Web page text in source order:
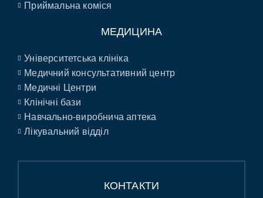
Приймальна коміся
МЕДИЦИНА
Університетська клініка
Медичний консультативний центр
Медичні Центри
Клінічні бази
Навчально-виробнича аптека
Лікувальний відділ
КОНТАКТИ